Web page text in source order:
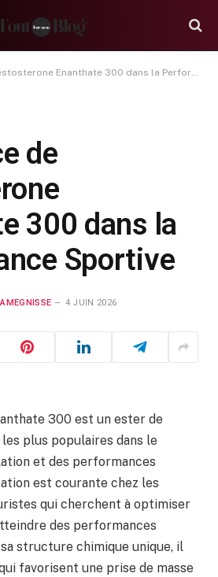
Enanthate 300 dans la Performance Sportive
de
300 dans la
Sportive
4 JUIN 2026
300 est un ester de
plus populaires dans le
et des performances
est courante chez les
qui cherchent à optimiser
des performances
structure chimique unique, il
favorisent une prise de masse